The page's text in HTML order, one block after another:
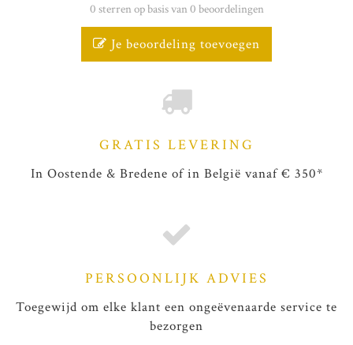
0 sterren op basis van 0 beoordelingen
Je beoordeling toevoegen
GRATIS LEVERING
In Oostende & Bredene of in België vanaf € 350*
PERSOONLIJK ADVIES
Toegewijd om elke klant een ongeëvenaarde service te
bezorgen